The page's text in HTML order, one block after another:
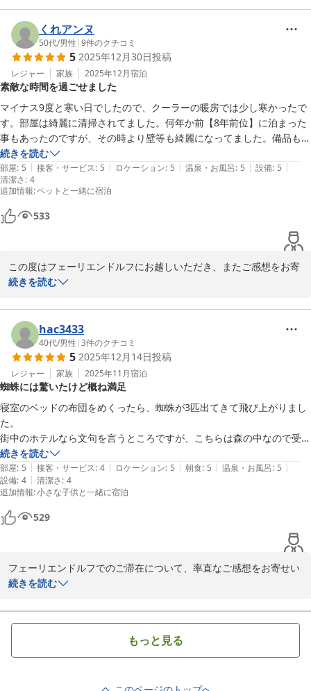
エアポートスパそらにつきましては、
温泉でリラックスしてお過ごしいただけたとのこと、大変嬉しく拝
見いたしました。
また泊まりたいとのお言葉を励みに、次回も心地よい滞在をご提供
できるよう努めてまいります。
またのお越しを心よりお待ちしております。
グランピングリゾート フェーリエンドルフ
2026-02-09
くれアンヌ
50代/男性 |9件のクチコミ
5 2025年12月30日投稿
レジャー 家族 2025年12月宿泊
素敵な時間を過ごせました
マイナス9度と寒い日でしたので、クーラーの暖房では少し寒かったで
す。部屋は綺麗に清掃されてました。何年か前【8年前位】に泊まった
事もあったのですが、その時より壁等も綺麗になってました。備品もフ
ロントから持っていけます。お風呂も近くにあり、入り放題で嬉しかっ
たです。サウナも泉質も最高でした。ペットも一緒に過ごせて最高の時
間を過ごせました。また夏に来たいです。
続きを読む
部屋: 5 | 接客・サービス: 5 | ロケーション: 5 | 温泉・お風呂: 5 | 設備: 5 |
清潔さ: 4
追加情報:ペットと一緒に宿泊
533
この度はフェーリエンドルフにお越しいただき、またご感想をお寄
せくださり誠にありがとうございます。
をお過ごしいただけたとのお言葉を大変嬉しく拝見いたしました。
暖房につきましては、ご不便をおかけし申し訳ございません。今後
の設備管理やご案内の参考とさせていただきます。
お部屋の清掃や、以前ご宿泊いただいた際からの変化にもお気づき
いただきありがとうございます。少しずつではございますが、快適
にお過ごしいただける環境づくりに努めておりますので、その点を
温泉やサウナ、モール温泉の泉質、そしてペットとご一緒のご滞在
もお楽しみいただけたとのこと、何よりでございます。ぜひ次回は
夏のフェーリエンドルフにもお越しください。スタッフ一同、心よ
りお待ちしております。
グランピングリゾート フェーリエンドルフ
続きを読む
hac3433
40代/男性 |3件のクチコミ
5 2025年12月14日投稿
レジャー 家族 2025年11月宿泊
蜘蛛には驚いたけど概ね満足
寝室のベッドの布団をめくったら、蜘蛛が3匹出てきて飛び上がりまし
た。
街中のホテルなら文句を言うところですが、こちらは森の中なので受け
入れました。
その他は設備、ロケーション、温泉、朝食どれも満足です。
今度はモモンガを見つけにまた来たいです。
続きを読む
部屋: 5 | 接客・サービス: 4 | ロケーション: 5 | 朝食: 5 | 温泉・お風呂: 5 |
設備: 4 | 清潔さ: 4
追加情報:小さな子供と一緒に宿泊
529
フェーリエンドルフでのご滞在について、率直なご感想をお寄せい
ただきありがとうございます。
寝具につきましては、ご不快な思いをさせてしまい誠に申し訳ござ
いませんでした。自然に囲まれた環境とはいえ、本来は快適にお休
みいただくべき空間であり、清掃および最終確認が行き届いていな
かったものと受け止めております。今後は点検をより丁寧に行い、
続きを読む
もっと見る